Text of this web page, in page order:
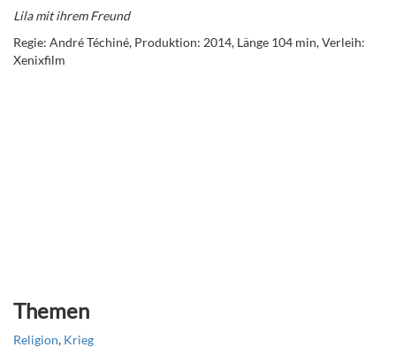
Lila mit ihrem Freund
Regie: André Téchiné, Produktion: 2014, Länge 104 min, Verleih:
Xenixfilm
Themen
Religion, Krieg